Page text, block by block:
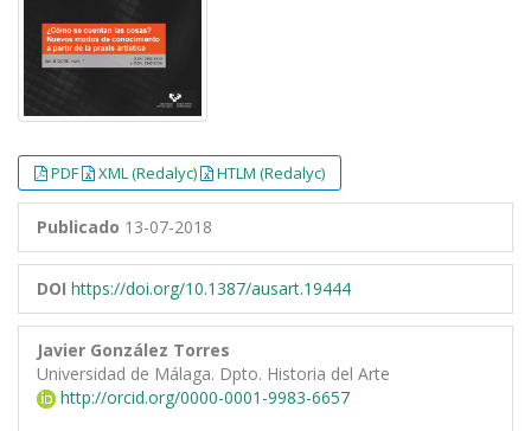
PDF XML (Redalyc) HTLM (Redalyc)
Publicado 13-07-2018
DOI https://doi.org/10.1387/ausart.19444
Javier González Torres
Universidad de Málaga. Dpto. Historia del Arte
http://orcid.org/0000-0001-9983-6657